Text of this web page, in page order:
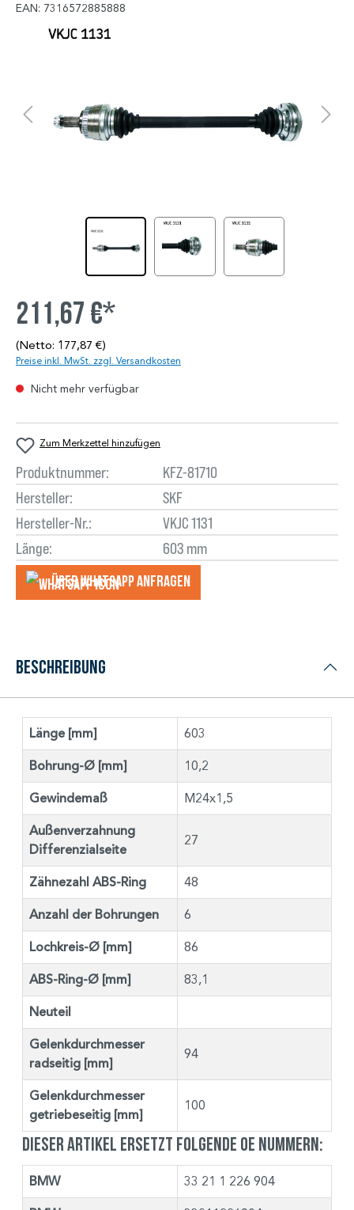
EAN: 7316572885888
211,67 €*
(Netto: 177,87 €)
Preise inkl. MwSt. zzgl. Versandkosten
Nicht mehr verfügbar
Zum Merkzettel hinzufügen
Produktnummer:
KFZ-81710
Hersteller:
SKF
Hersteller-Nr.:
VKJC 1131
Länge:
603 mm
Über WhatsApp anfragеn
Beschreibung
Länge [mm] 603
Bohrung-Ø [mm] 10,2
Gewindemaß M24x1,5
Außenverzahnung
Differenzialseite
27
Zähnezahl ABS-Ring 48
Anzahl der Bohrungen 6
Lochkreis-Ø [mm] 86
ABS-Ring-Ø [mm] 83,1
Neuteil
Gelenkdurchmesser
radseitig [mm]
94
Gelenkdurchmesser
getriebeseitig [mm]
100
Dieser Artikel ersetzt folgende OE Nummern:
BMW 33 21 1 226 904